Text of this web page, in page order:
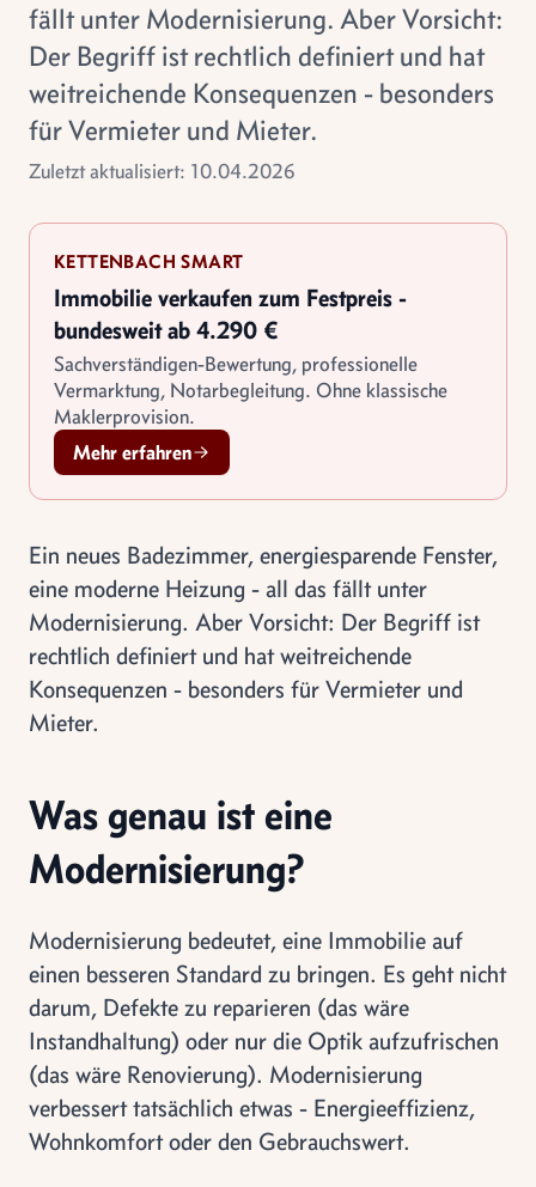
fällt unter Modernisierung. Aber Vorsicht:
Der Begriff ist rechtlich definiert und hat
weitreichende Konsequenzen - besonders
für Vermieter und Mieter.
Zuletzt aktualisiert: 10.04.2026
KETTENBACH SMART
Immobilie verkaufen zum Festpreis -
bundesweit ab 4.290 €
Sachverständigen-Bewertung, professionelle
Vermarktung, Notarbegleitung. Ohne klassische
Maklerprovision.
Mehr erfahren
Ein neues Badezimmer, energiesparende Fenster,
eine moderne Heizung - all das fällt unter
Modernisierung. Aber Vorsicht: Der Begriff ist
rechtlich definiert und hat weitreichende
Konsequenzen - besonders für Vermieter und
Mieter.
Was genau ist eine
Modernisierung?
Modernisierung bedeutet, eine Immobilie auf
einen besseren Standard zu bringen. Es geht nicht
darum, Defekte zu reparieren (das wäre
Instandhaltung) oder nur die Optik aufzufrischen
(das wäre Renovierung). Modernisierung
verbessert tatsächlich etwas - Energieeffizienz,
Wohnkomfort oder den Gebrauchswert.